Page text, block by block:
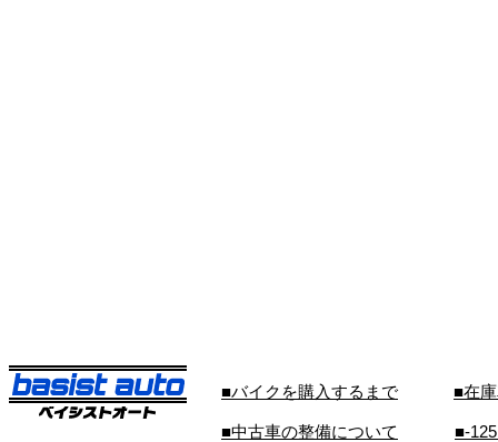
■バイクを購入するまで ■在
■中古車の整備について
■-